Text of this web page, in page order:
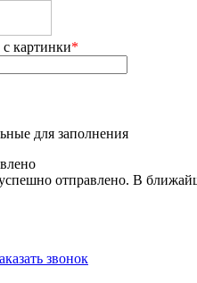
картинки*
для заполнения
отправлено. В
звонок